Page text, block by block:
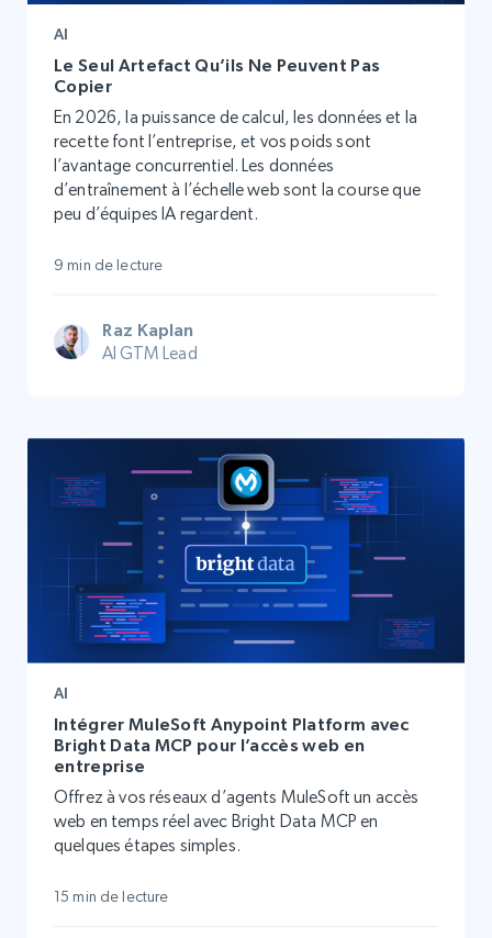
AI
Le Seul Artefact Qu’ils Ne Peuvent Pas
Copier
En 2026, la puissance de calcul, les données et la
recette font l’entreprise, et vos poids sont
l’avantage concurrentiel. Les données
d’entraînement à l’échelle web sont la course que
peu d’équipes IA regardent.
9 min de lecture
Raz Kaplan
AI GTM Lead
AI
Intégrer MuleSoft Anypoint Platform avec
Bright Data MCP pour l’accès web en
entreprise
Offrez à vos réseaux d’agents MuleSoft un accès
web en temps réel avec Bright Data MCP en
quelques étapes simples.
15 min de lecture